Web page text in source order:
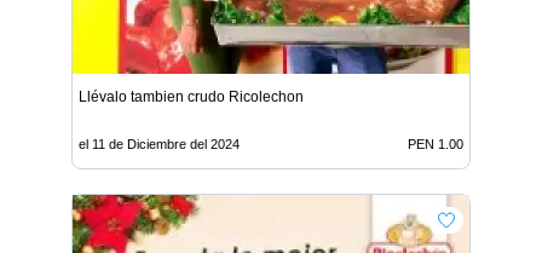
Llévalo tambien crudo Ricolechon
el 11 de Diciembre del 2024 PEN 1.00